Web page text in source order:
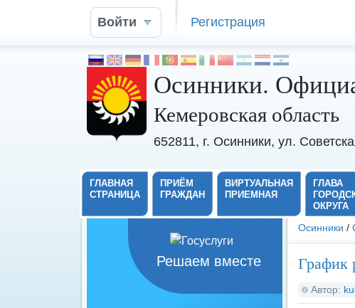
Войти Регистрация
Осинники.
Кемеровская область
652811, г. Осинники, ул.
ГЛАВНАЯ
СТРАНИЦА
ПРИЁМ
ГРАЖДАН
ВИРТУАЛЬНАЯ
ПРИЕМНАЯ
ГЛАВА
ОКРУГА
Осинники /
График
Автор:
Решаем вместе